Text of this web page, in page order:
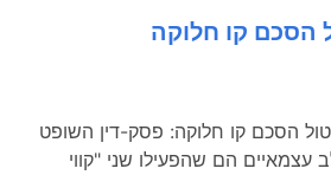
הסכם קו חלוקה
להלן פסק דין בנושא ביטול הסכם קו חלוקה: פסק-דין השופט
חלב עצמאיים הם שהפעילו שני "קווי